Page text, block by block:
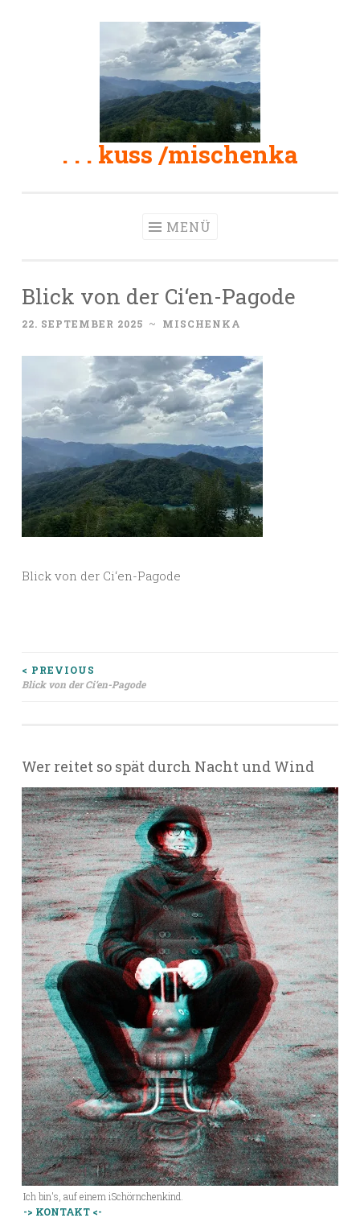
. . . kuss /mischenka
MENÜ
Blick von der Ci‘en-Pagode
22. SEPTEMBER 2025 ~ MISCHENKA
Blick von der Ci‘en-Pagode
Beitragsnavigation
< PREVIOUS
Blick von der Ci‘en-Pagode
Wer reitet so spät durch Nacht und Wind
Ich bin's, auf einem iSchörnchenkind.
-> KONTAKT <-